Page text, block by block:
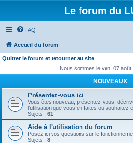
Le forum du
FAQ
Accueil du forum
Quitter le forum et retourner au site
Nous sommes le ven. 07 août
NOUVEAUX
Présentez-vous ici
Vous êtes nouveau, présentez-vous,
l'utilisation que vous en faites ou souhaitez
Sujets : 61
Aide à l'utilisation du forum
Posez ici vos questions sur le
Sujets : 8